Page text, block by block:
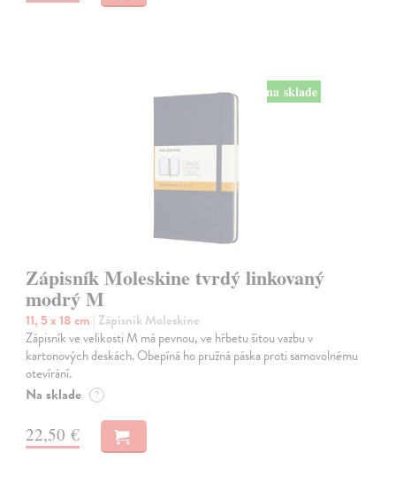
na sklade
Zápisník Moleskine tvrdý linkovaný
modrý M
11, 5 x 18 cm | Zápisník Moleskine
Zápisník ve velikosti M má pevnou, ve hřbetu šitou vazbu v
kartonových deskách. Obepíná ho pružná páska proti samovolnému
otevírání.
Na sklade ?
22,50 €